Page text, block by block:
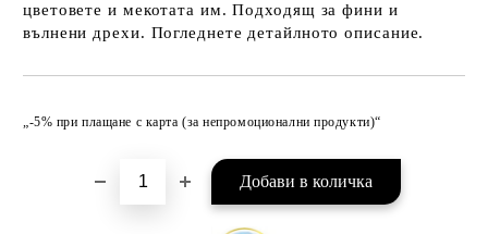
цветовете и мекотата им. Подходящ за фини и
вълнени дрехи. Погледнете детайлното описание.
„-5% при плащане с карта (за непромоционални продукти)“